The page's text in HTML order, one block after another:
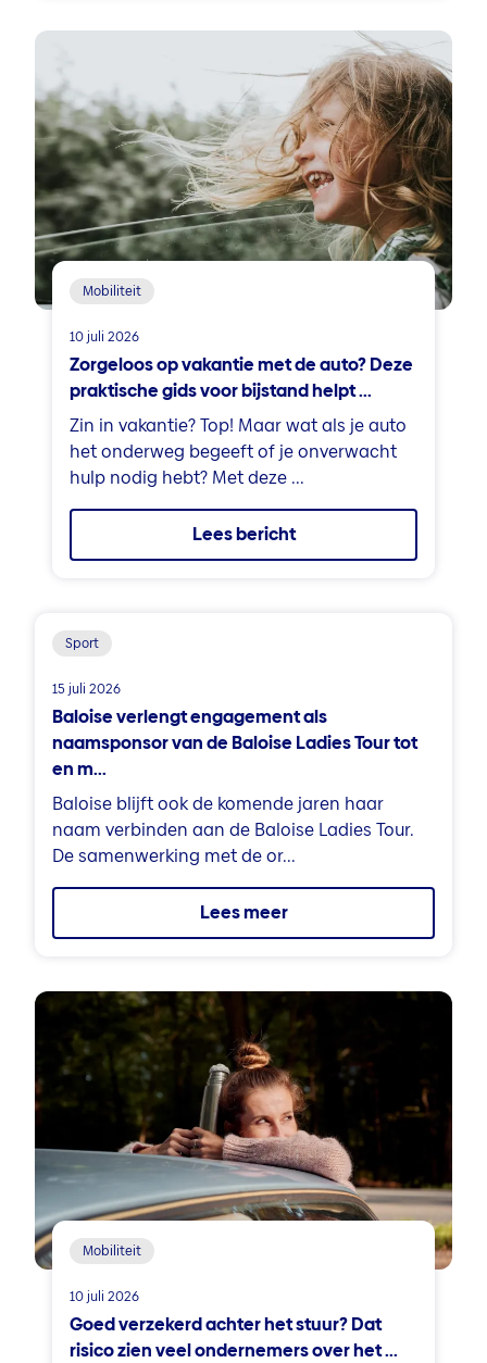
Mobiliteit
10 juli 2026
Zorgeloos op vakantie met de auto? Deze
praktische gids voor bijstand helpt ...
Zin in vakantie? Top! Maar wat als je auto
het onderweg begeeft of je onverwacht
hulp nodig hebt? Met deze ...
Lees bericht
Sport
15 juli 2026
Baloise verlengt engagement als
naamsponsor van de Baloise Ladies Tour tot
en m...
Baloise blijft ook de komende jaren haar
naam verbinden aan de Baloise Ladies Tour.
De samenwerking met de or...
Lees meer
Mobiliteit
10 juli 2026
Goed verzekerd achter het stuur? Dat
risico zien veel ondernemers over het ...